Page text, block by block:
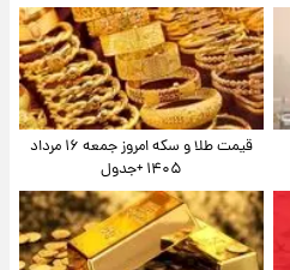
قیمت طلا و سکه امروز جمعه ۱۶ مرداد
۱۴۰۵ +جدول